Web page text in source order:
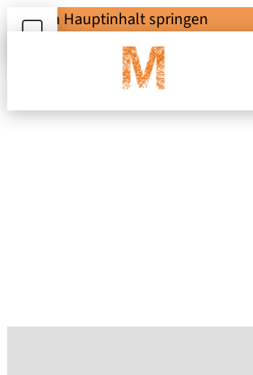
Zum Hauptinhalt springen